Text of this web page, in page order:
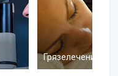
Грязелечение